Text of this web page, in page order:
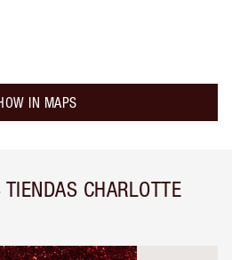
IN MAPS
CHARLOTTE